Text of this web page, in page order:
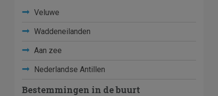
Veluwe
Waddeneilanden
Aan zee
Nederlandse Antillen
Bestemmingen in de buurt